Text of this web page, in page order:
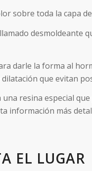
sobre toda la capa
desmoldeante
darle la forma al
que evitan
resina especial
información más
EL LUGAR